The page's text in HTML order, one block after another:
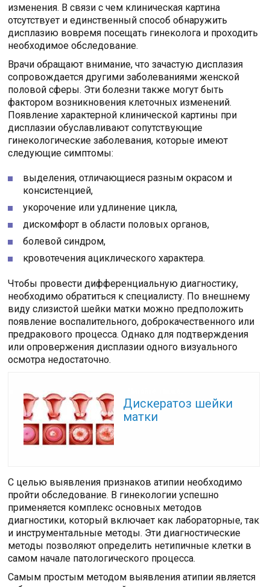
изменения. В связи с чем клиническая картина
отсутствует и единственный способ обнаружить
дисплазию вовремя посещать гинеколога и проходить
необходимое обследование.
Врачи обращают внимание, что зачастую дисплазия
сопровождается другими заболеваниями женской
половой сферы. Эти болезни также могут быть
фактором возникновения клеточных изменений.
Появление характерной клинической картины при
дисплазии обуславливают сопутствующие
гинекологические заболевания, которые имеют
следующие симптомы:
выделения, отличающиеся разным окрасом и
консистенцией,
укорочение или удлинение цикла,
дискомфорт в области половых органов,
болевой синдром,
кровотечения ациклического характера.
Чтобы провести дифференциальную диагностику,
необходимо обратиться к специалисту. По внешнему
виду слизистой шейки матки можно предположить
появление воспалительного, доброкачественного или
предракового процесса. Однако для подтверждения
или опровержения дисплазии одного визуального
осмотра недостаточно.
Дискератоз шейки
матки
С целью выявления признаков атипии необходимо
пройти обследование. В гинекологии успешно
применяется комплекс основных методов
диагностики, который включает как лабораторные, так
и инструментальные методы. Эти диагностические
методы позволяют определить нетипичные клетки в
самом начале патологического процесса.
Самым простым методом выявления атипии является